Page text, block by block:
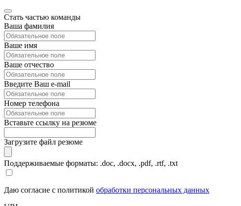
Стать частью команды
Ваша фамилия
Ваше имя
Ваше отчество
Введите Ваш e-mail
Номер телефона
Вставьте ссылку на резюме
Загрузите файл резюме
Поддерживаемые форматы: .doc, .docx, .pdf, .rtf, .txt
Даю согласие с политикой обработки персональных данных